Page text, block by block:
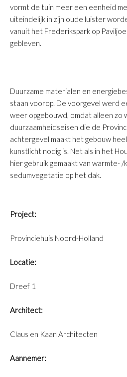
vormt de tuin meer een eenheid
uiteindelijk in zijn oude luister
vanuit het Frederikspark op
gebleven.
Duurzame materialen en
staan voorop. De voorgevel werd
weer opgebouwd, omdat alleen zo
duurzaamheidseisen die de
achtergevel maakt het gebouw
kunstlicht nodig is. Net als in het
hier gebruik gemaakt van warmte- /
sedumvegetatie op het dak.
Project:
Provinciehuis Noord-Holland
Locatie:
Dreef 1
Architect:
Claus en Kaan Architecten
Aannemer: